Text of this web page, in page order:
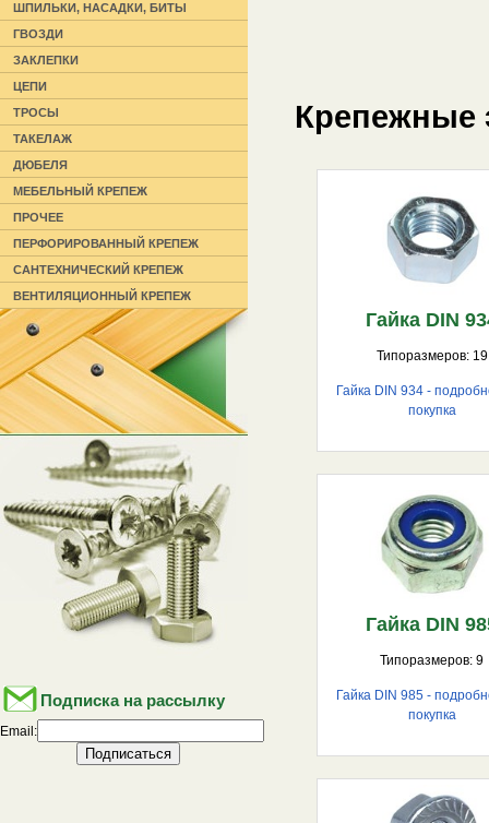
Крепежные
Гайка DIN
Типоразмеров: 19
Гайка DIN 934 -
покупка
Гайка DIN
Типоразмеров: 9
Гайка DIN 985 -
покупка
ШПИЛЬКИ, НАСАДКИ, БИТЫ
ГВОЗДИ
ЗАКЛЕПКИ
ЦЕПИ
ТРОСЫ
ТАКЕЛАЖ
ДЮБЕЛЯ
МЕБЕЛЬНЫЙ КРЕПЕЖ
ПРОЧЕЕ
ПЕРФОРИРОВАННЫЙ КРЕПЕЖ
САНТЕХНИЧЕСКИЙ КРЕПЕЖ
ВЕНТИЛЯЦИОННЫЙ КРЕПЕЖ
Подписка на рассылку
Email: